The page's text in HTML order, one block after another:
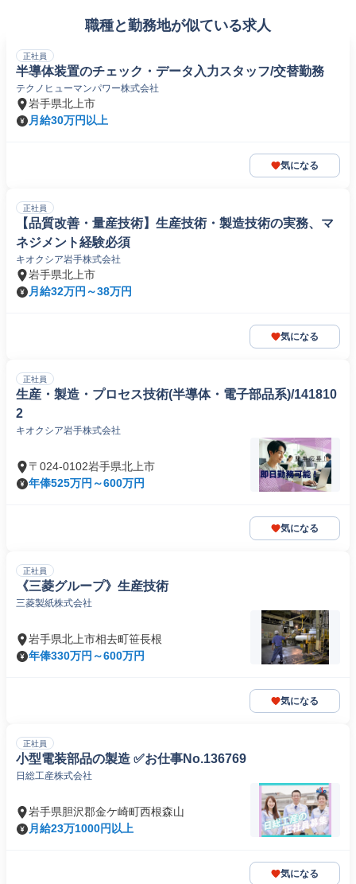
職種と勤務地が似ている求人
正社員
半導体装置のチェック・データ入力スタッフ/交替勤務
テクノヒューマンパワー株式会社
岩手県北上市
月給30万円以上
気になる
正社員
【品質改善・量産技術】生産技術・製造技術の実務、マ
ネジメント経験必須
キオクシア岩手株式会社
岩手県北上市
月給32万円～38万円
気になる
正社員
生産・製造・プロセス技術(半導体・電子部品系)/141810
2
キオクシア岩手株式会社
〒024-0102岩手県北上市
年俸525万円～600万円
気になる
正社員
《三菱グループ》生産技術
三菱製紙株式会社
岩手県北上市相去町笹長根
年俸330万円～600万円
気になる
正社員
小型電装部品の製造 ✅お仕事No.136769
日総工産株式会社
岩手県胆沢郡金ケ崎町西根森山
月給23万1000円以上
気になる